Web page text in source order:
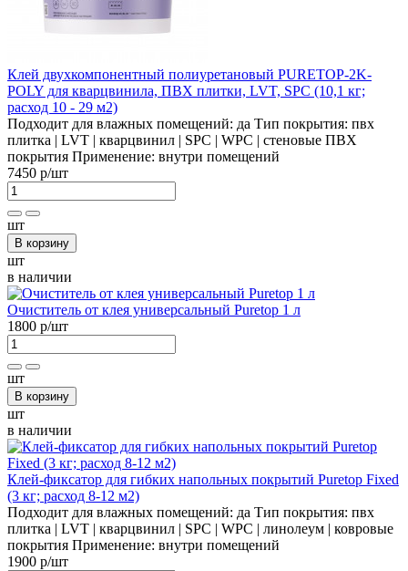
Клей двухкомпонентный полиуретановый PURETOP-2K-
POLY для кварцвинила, ПВХ плитки, LVT, SPC (10,1 кг;
расход 10 - 29 м2)
Подходит для влажных помещений: да Тип покрытия: пвх
плитка | LVT | кварцвинил | SPC | WPC | стеновые ПВХ
покрытия Применение: внутри помещений
7450 р/шт
шт
В корзину
шт
в наличии
Очиститель от клея универсальный Puretop 1 л
1800 р/шт
шт
В корзину
шт
в наличии
Клей-фиксатор для гибких напольных покрытий Puretop Fixed
(3 кг; расход 8-12 м2)
Подходит для влажных помещений: да Тип покрытия: пвх
плитка | LVT | кварцвинил | SPC | WPC | линолеум | ковровые
покрытия Применение: внутри помещений
1900 р/шт